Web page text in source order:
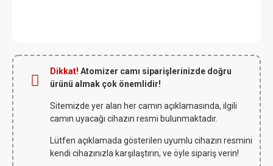
Dikkat! Atomizer camı siparişlerinizde doğru
ürünü almak çok önemlidir!
Sitemizde yer alan her camın açıklamasında, ilgili
camın uyacağı cihazın resmi bulunmaktadır.
Lütfen açıklamada gösterilen uyumlu cihazın resmini
kendi cihazınızla karşılaştırın, ve öyle sipariş verin!